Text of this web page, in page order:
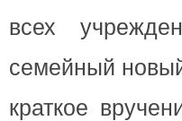
всех
семейный
краткое